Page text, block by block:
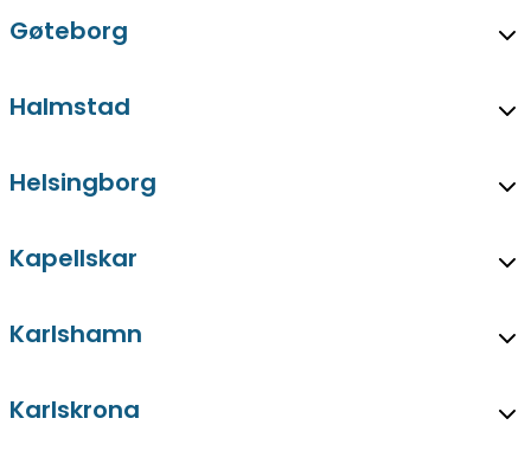
Gøteborg
Halmstad
Helsingborg
Kapellskar
Karlshamn
Karlskrona